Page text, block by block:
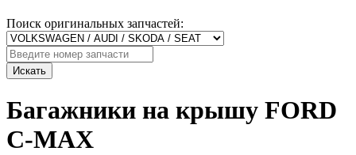
Поиск оригинальных запчастей:
Искать
Багажники на крышу FORD
C-MAX